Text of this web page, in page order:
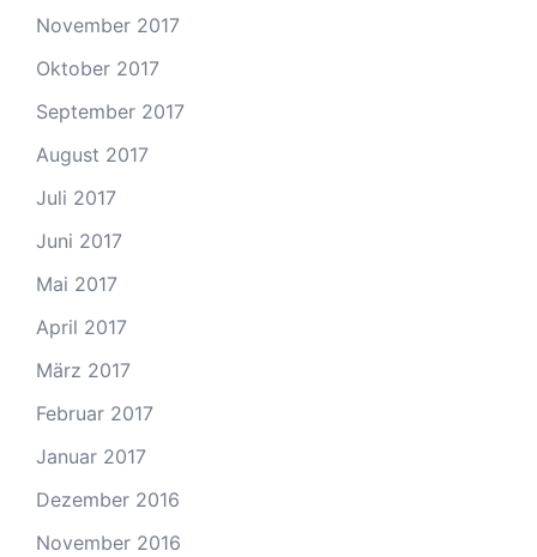
November 2017
Oktober 2017
September 2017
August 2017
Juli 2017
Juni 2017
Mai 2017
April 2017
März 2017
Februar 2017
Januar 2017
Dezember 2016
November 2016